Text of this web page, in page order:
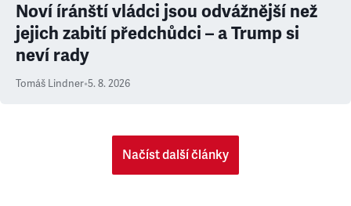
Noví íránští vládci jsou odvážnější než
jejich zabití předchůdci – a Trump si
neví rady
Tomáš Lindner•5. 8. 2026
Načíst další články